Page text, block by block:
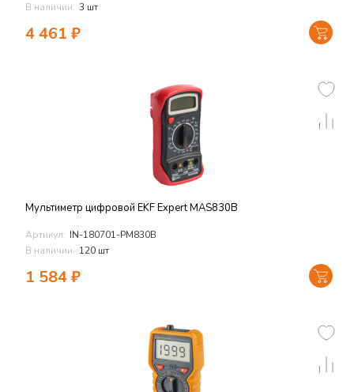
В наличии: 3 шт
4 461 ₽
Мультиметр цифровой EKF Expert MAS830B
Артикул: IN-180701-PM830B
В наличии: 120 шт
1 584₽